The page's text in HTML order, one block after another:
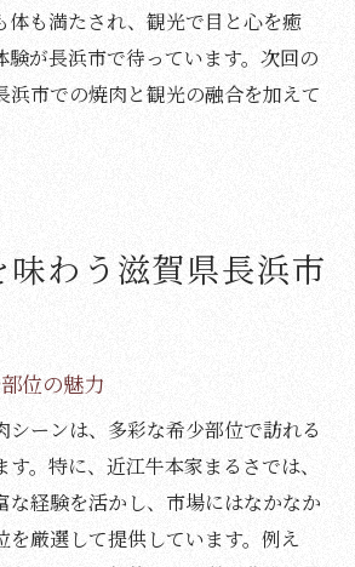
体も満たされ、観光で目と心を癒
験が長浜市で待っています。次回の
浜市での焼肉と観光の融合を加えて
わう滋賀県長浜市
位の魅力
シーンは、多彩な希少部位で訪れる
。特に、近江牛本家まるさでは、
な経験を活かし、市場にはなかなか
を厳選して提供しています。例え